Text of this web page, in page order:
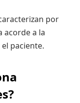
por
acorde a la
paciente.